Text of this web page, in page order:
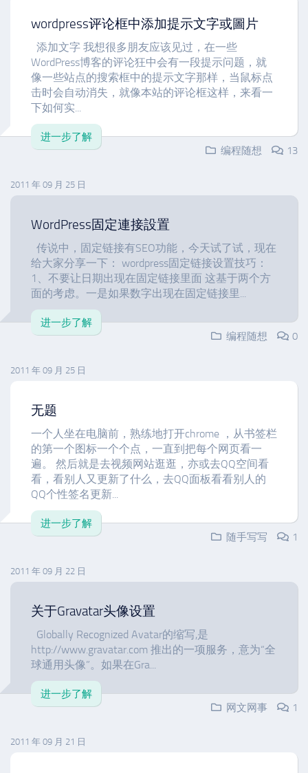
wordpress评论框中添加提示文字或圖片
添加文字 我想很多朋友应该见过，在一些
WordPress博客的评论狂中会有一段提示问题，就
像一些站点的搜索框中的提示文字那样，当鼠标点
击时会自动消失，就像本站的评论框这样，来看一
下如何实...
进一步了解
编程随想
13
2011 年 09 月 25 日
WordPress固定連接設置
传说中，固定链接有SEO功能，今天试了试，现在
给大家分享一下： wordpress固定链接设置技巧：
1、不要让日期出现在固定链接里面 这基于两个方
面的考虑。一是如果数字出现在固定链接里...
进一步了解
编程随想
0
2011 年 09 月 25 日
无题
一个人坐在电脑前，熟练地打开chrome ，从书签栏
的第一个图标一个个点，一直到把每个网页看一
遍。 然后就是去视频网站逛逛，亦或去QQ空间看
看，看别人又更新了什么，去QQ面板看看别人的
QQ个性签名更新...
进一步了解
随手写写
1
2011 年 09 月 22 日
关于Gravatar头像设置
Globally Recognized Avatar的缩写,是
http://www.gravatar.com 推出的一项服务，意为“全
球通用头像”。如果在Gra...
进一步了解
网文网事
1
2011 年 09 月 21 日